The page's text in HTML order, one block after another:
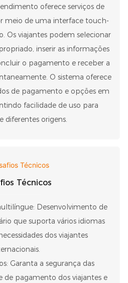
oferece serviços de
meio de uma interface touch-
Os viajantes podem selecionar
inserir as informações
o pagamento e receber a
O sistema oferece
de pagamento e opções em
facilidade de uso para
diferentes origens.
Técnicos
Desenvolvimento de
que suporta vários idiomas
dos viajantes
Garanta a segurança das
de pagamento dos viajantes e